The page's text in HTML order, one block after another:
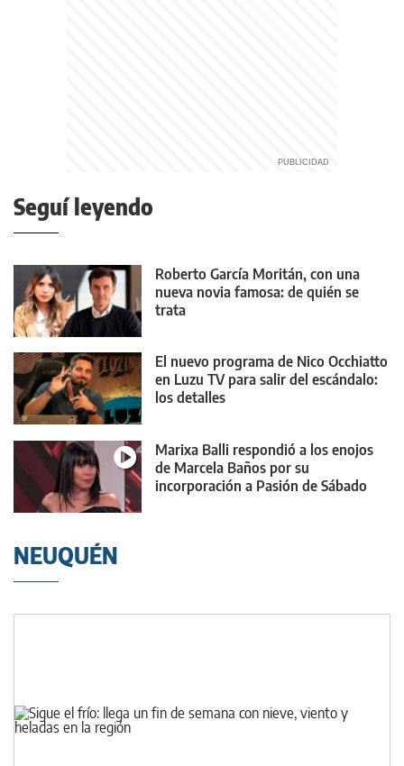
Seguí leyendo
Roberto García Moritán, con una
nueva novia famosa: de quién se
trata
El nuevo programa de Nico Occhiatto
en Luzu TV para salir del escándalo:
los detalles
Marixa Balli respondió a los enojos
de Marcela Baños por su
incorporación a Pasión de Sábado
NEUQUÉN